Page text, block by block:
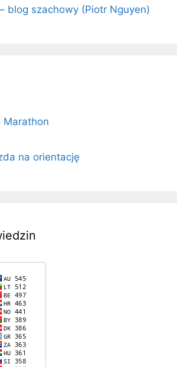
blog szachowy (Piotr Nguyen)
Marathon
na orientację